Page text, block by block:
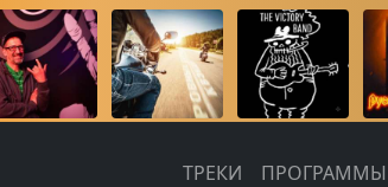
ТРЕКИ ПРОГРАММЫ